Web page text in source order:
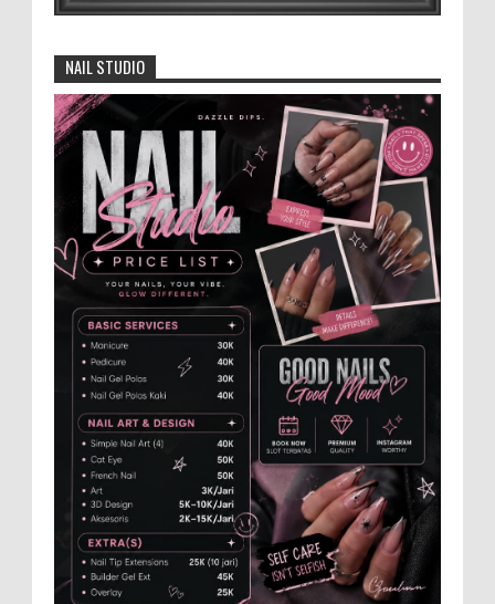
Kabupaten Jember 2026-2031
Jajaran Dewan Pengurus DPC Kabupaten
Jember 2025-2031, saat foto bersama
usai acara pelantikan di Gedung Jember Nusantara,
Selasa 28 Juli 2...
Anggota Karang Taruna Urunan Demi
Nobar Indonesia Lawan Vietnam
Pertandingan sepakbola antara Tim
Indonesia dan Vietnam tidak dilewatkan
begitu saha oleh penggemar bola, termasuk karang
taruna bahkan mere...
Dukung Pariwisata Polres Magetan Turut
Ambil Bagian Trail Run Ring of Lawu 2026
Istimewa MEMOPOS.co.id, Magetan -!
Kapolres Magetan AKBP Dr. Raden Erik
Bangun Prakasa, S.H., S.I.K., M.M., turut ambil bagian
dalam ajang b...
NAIL STUDIO